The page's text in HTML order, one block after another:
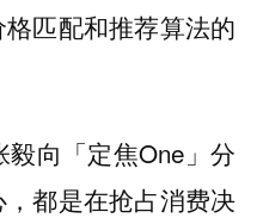
匹配和推荐算法的
向「定焦One」分
都是在抢占消费决